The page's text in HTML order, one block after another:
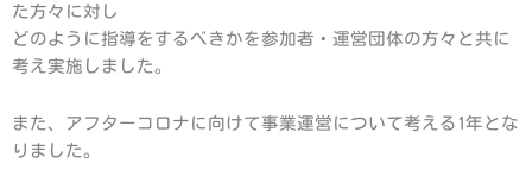
た方々に対し
どのように指導をするべきかを参加者・運営団体の方々と共に
考え実施しました。
また、アフターコロナに向けて事業運営について考える1年とな
りました。